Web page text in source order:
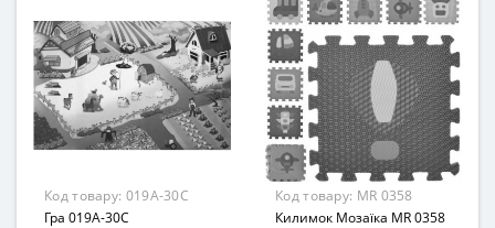
От 3 лет
Возраст
От 3 мес
Возрастная группа
От 3 месяцев
Код товару: 019A-30C
Гра 019A-30C
Код товару: MR 0358
Килимок Мозаїка MR 0358